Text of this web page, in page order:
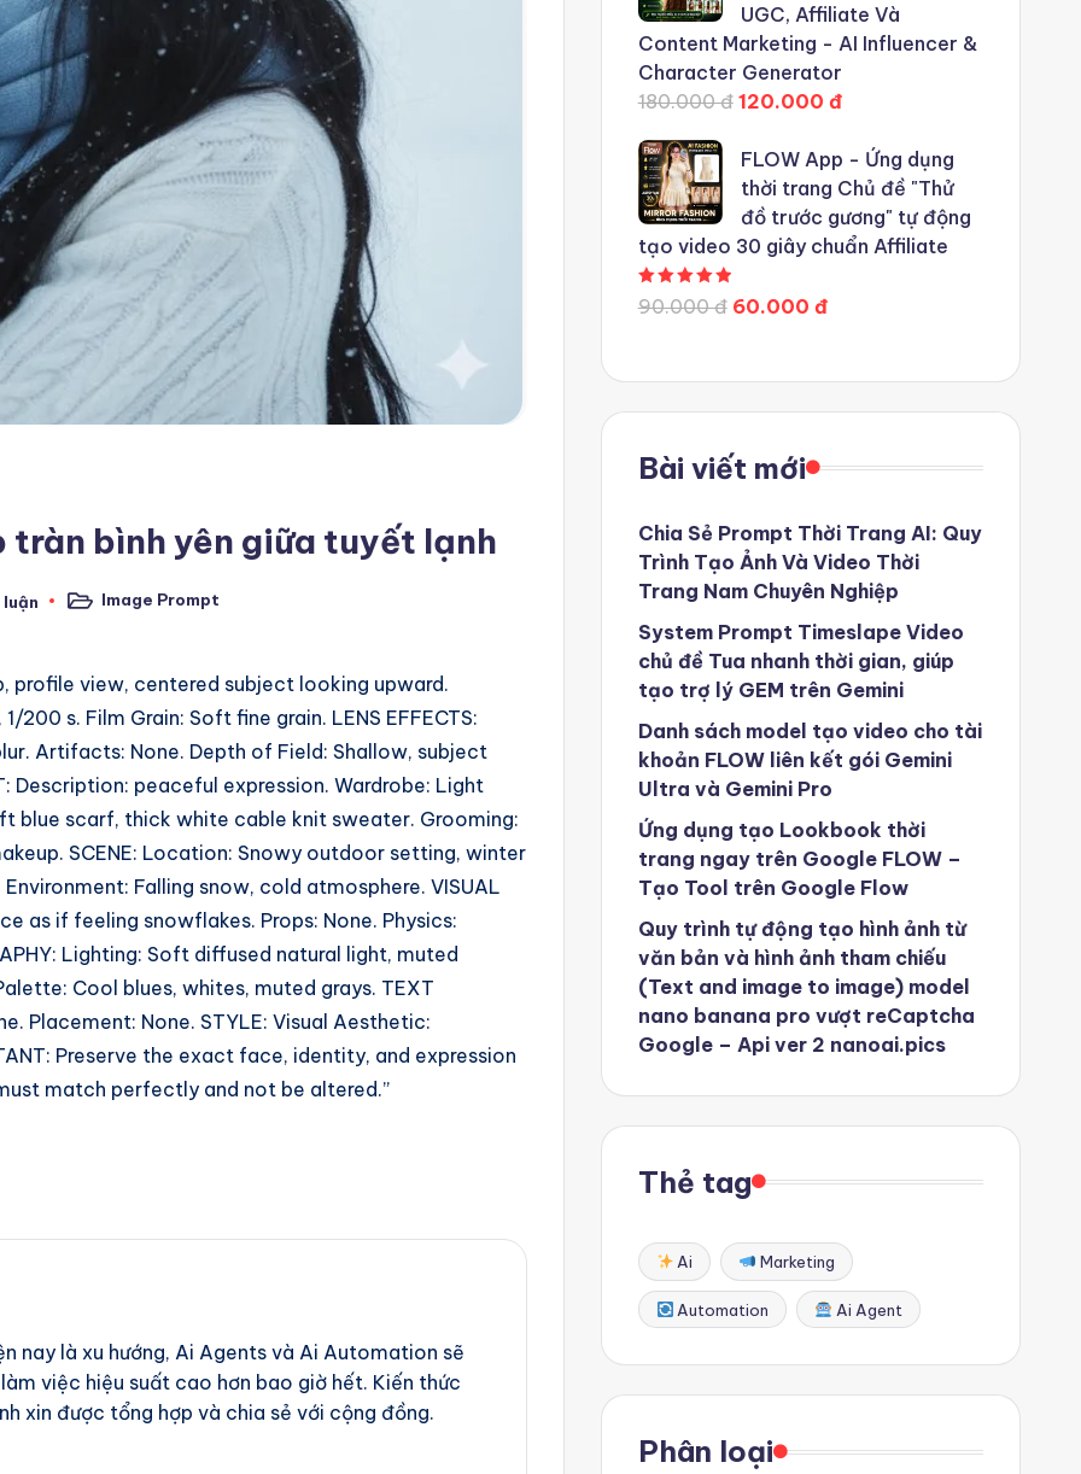
tràn bình yên giữa tuyết lạnh
luận
PostedImage Prompt
profile view, centered subject looking upward.
s. Film Grain: Soft fine grain. LENS EFFECTS:
Artifacts: None. Depth of Field: Shallow, subject
Description: peaceful expression. Wardrobe: Light
blue scarf, thick white cable knit sweater. Grooming:
SCENE: Location: Snowy outdoor setting, winter
Falling snow, cold atmosphere. VISUAL
as if feeling snowflakes. Props: None. Physics:
Lighting: Soft diffused natural light, muted
Cool blues, whites, muted grays. TEXT
Placement: None. STYLE: Visual Aesthetic:
Preserve the exact face, identity, and expression
match perfectly and not be altered.”
nay là xu hướng, Ai Agents và Ai Automation sẽ
việc hiệu suất cao hơn bao giờ hết. Kiến thức
xin được tổng hợp và chia sẻ với cộng đồng.
UGC, Affiliate Và
Content Marketing - AI Influencer &
Character Generator
180.000 đ 120.000 đ
FLOW App - Ứng dụng
thời trang Chủ đề "Thử
đồ trước gương" tự động
tạo video 30 giây chuẩn Affiliate
90.000 đ 60.000 đ
Bài viết mới
Chia Sẻ Prompt Thời Trang AI: Quy
Trình Tạo Ảnh Và Video Thời
Trang Nam Chuyên Nghiệp
System Prompt Timeslape Video
chủ đề Tua nhanh thời gian, giúp
tạo trợ lý GEM trên Gemini
Danh sách model tạo video cho tài
khoản FLOW liên kết gói Gemini
Ultra và Gemini Pro
Ứng dụng tạo Lookbook thời
trang ngay trên Google FLOW –
Tạo Tool trên Google Flow
Quy trình tự động tạo hình ảnh từ
văn bản và hình ảnh tham chiếu
(Text and image to image) model
nano banana pro vượt reCaptcha
Google – Api ver 2 nanoai.pics
Thẻ tag
Ai Marketing
Automation Ai Agent
Phân loại